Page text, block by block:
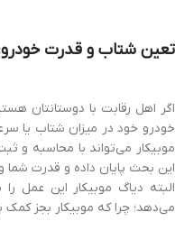
تعین شتاب و قدرت
اگر اهل رقابت با دوستانتان
خودرو خود در میزان شتاب یا
موبیکار می‌تواند با محاسبه
این بحث پایان داده و قدرت شما
می‌دهد؛ چرا که موبیکار بجز